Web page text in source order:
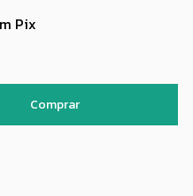
Pix